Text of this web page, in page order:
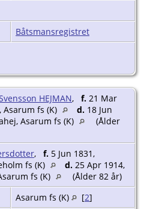
Båtsmansregistret
HEJMAN, f. 21 Mar
Asarum fs (K)
d. 18 Jun
Asarum fs (K)
(Ålder
, f. 5 Jun 1831,
fs (K)
d. 25 Apr 1914,
fs (K)
(Ålder 82 år)
Asarum fs (K) [2]